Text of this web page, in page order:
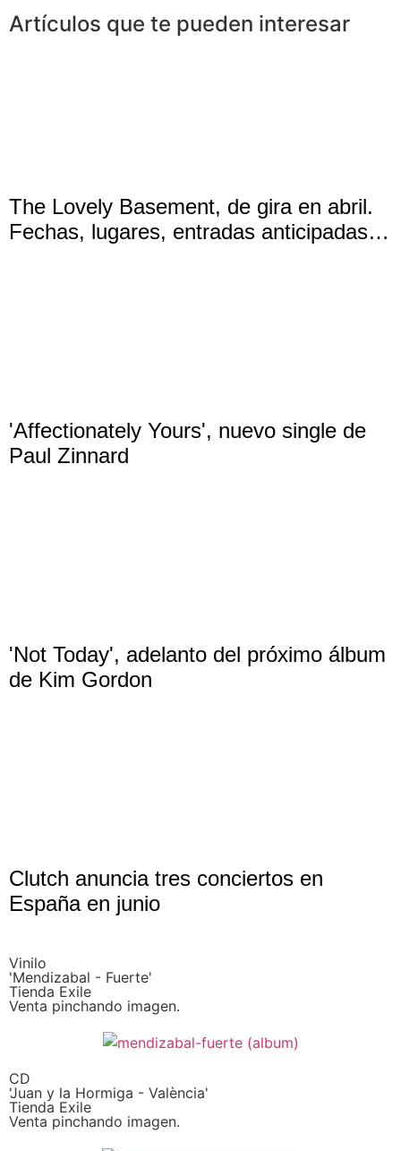
Artículos que te pueden interesar
The Lovely Basement, de gira en abril.
Fechas, lugares, entradas anticipadas…
'Affectionately Yours', nuevo single de
Paul Zinnard
'Not Today', adelanto del próximo álbum
de Kim Gordon
Clutch anuncia tres conciertos en
España en junio
Vinilo
'Mendizabal - Fuerte'
Tienda Exile
Venta pinchando imagen.
CD
'Juan y la Hormiga - València'
Tienda Exile
Venta pinchando imagen.